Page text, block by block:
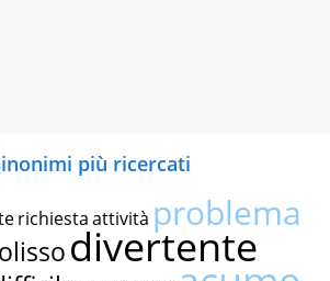
più ricercati
richiestaattività problema
divertente